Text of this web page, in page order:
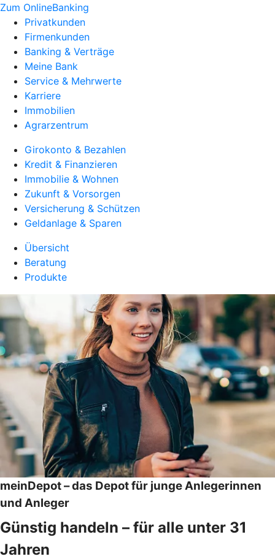
Zum OnlineBanking
Privatkunden
Firmenkunden
Banking & Verträge
Meine Bank
Service & Mehrwerte
Karriere
Immobilien
Agrarzentrum
Girokonto & Bezahlen
Kredit & Finanzieren
Immobilie & Wohnen
Zukunft & Vorsorgen
Versicherung & Schützen
Geldanlage & Sparen
Übersicht
Beratung
Produkte
meinDepot – das Depot für junge Anlegerinnen
und Anleger
Günstig handeln – für alle unter 31
Jahren